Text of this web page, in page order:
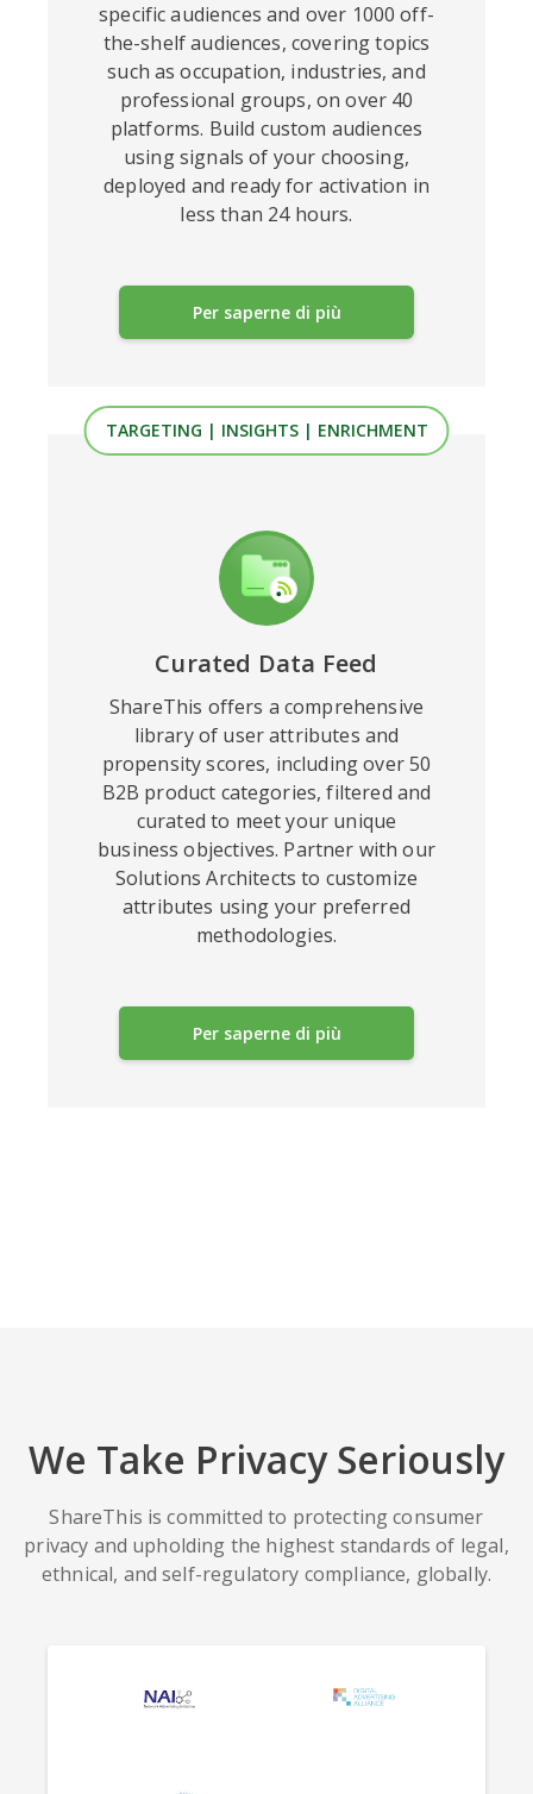
specific audiences and over 1000 off-
the-shelf audiences, covering topics
such as occupation, industries, and
professional groups, on over 40
platforms. Build custom audiences
using signals of your choosing,
deployed and ready for activation in
less than 24 hours.
Per saperne di più
TARGETING | INSIGHTS | ENRICHMENT
Curated Data Feed
ShareThis offers a comprehensive
library of user attributes and
propensity scores, including over50
B2B product categories, filtered and
curated to meet your unique
business objectives. Partner with our
Solutions Architects to customize
attributes using your preferred
methodologies.
Per saperne di più
We Take Privacy Seriously
ShareThis is committed to protecting consumer
privacy and upholding the highest standards of legal,
ethnical, and self-regulatory compliance, globally.